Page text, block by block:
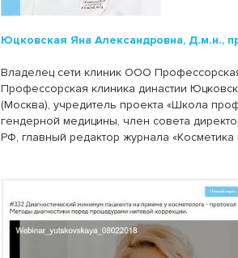
Юцковская Яна Александровна, Д.м.н.,
Владелец сети клиник ООО
Профессорская клиника династии
(Москва), учредитель проекта «Школа
гендерной медицины, член совета
РФ, главный редактор журнала «Косметика